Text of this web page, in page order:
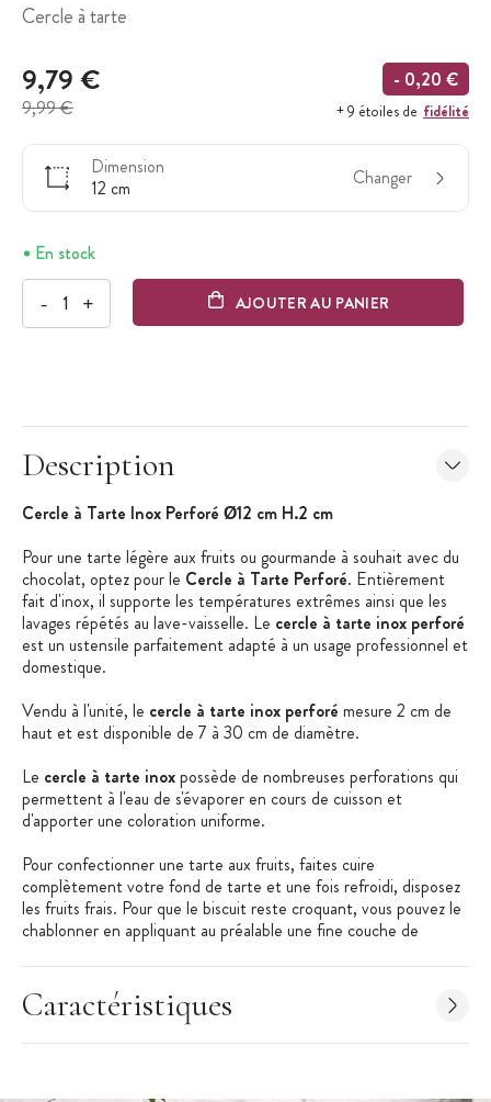
Cercle à tarte
9,79 €
9,99 €
- 0,20 €
+ 9 étoiles de fidélité
Dimension
12 cm
Changer
En stock
- + AJOUTER AU PANIER
Description
Cercle à Tarte Inox Perforé Ø12 cm H.2 cm
Pour une tarte légère aux fruits ou gourmande à souhait avec du
chocolat, optez pour le Cercle à Tarte Perforé. Entièrement
fait d'inox, il supporte les températures extrêmes ainsi que les
lavages répétés au lave-vaisselle. Le cercle à tarte inox perforé
est un ustensile parfaitement adapté à un usage professionnel et
domestique.
Vendu à l'unité, le cercle à tarte inox perforé mesure 2 cm de
haut et est disponible de 7 à 30 cm de diamètre.
Le cercle à tarte inoxpossède de nombreuses perforations qui
permettent à l'eau de s'évaporer en cours de cuisson et
d'apporter une coloration uniforme.
Pour confectionner une tarte aux fruits, faites cuire
complètement votre fond de tarte et une fois refroidi, disposez
les fruits frais. Pour que le biscuit reste croquant, vous pouvez le
chablonner en appliquant au préalable une fine couche de
cuisson, laissez votre fond de tarte cuire moins longtemps.
Caractéristiques